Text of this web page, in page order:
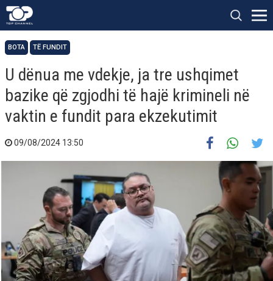
BOTA TË FUNDIT
U dënua me vdekje, ja tre ushqimet
bazike që zgjodhi të hajë krimineli në
vaktin e fundit para ekzekutimit
09/08/2024 13:50